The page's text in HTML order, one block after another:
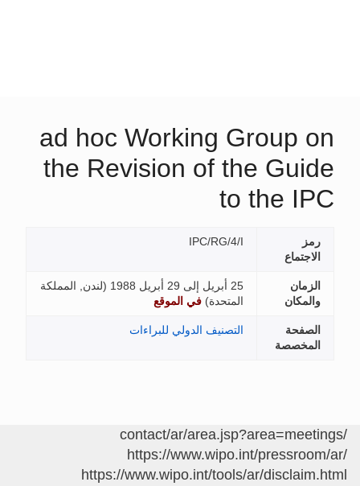
ad hoc Working Group on
the Revision of the Guide
to the IPC
رمز
الاجتماع
IPC/RG/4/I
الزمان
والمكان
25 أبريل إلى 29 أبريل 1988 (
لندن, المملكة
المتحدة) في الموقع
الصفحة
المخصصة
التصنيف الدولي للبراءات
/contact/ar/area.jsp?area=meetings
https://www.wipo.int/pressroom/ar/
https://www.wipo.int/tools/ar/disclaim.html